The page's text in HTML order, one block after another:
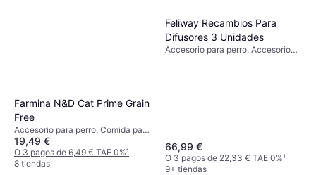
Farmina N&D Cat Prime Grain
Free
Accesorio para perro, Comida para
gatos
19,49 €
O 3 pagos de 6,49 € TAE 0%¹
8 tiendas
Feliway Recambios Para
Difusores 3 Unidades
Accesorio para perro, Accesorio
66,99 €
O 3 pagos de 22,33 € TAE 0%¹
9+ tiendas